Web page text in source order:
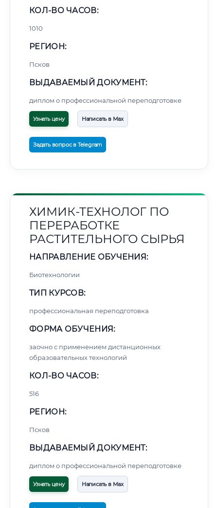
КОЛ-ВО ЧАСОВ:
1010
РЕГИОН:
Псков
ВЫДАВАЕМЫЙ ДОКУМЕНТ:
диплом о профессиональной переподготовке
Узнать цену Написать в Max
Задать вопрос в Telegram
ХИМИК-ТЕХНОЛОГ ПО
ПЕРЕРАБОТКЕ
РАСТИТЕЛЬНОГО СЫРЬЯ
НАПРАВЛЕНИЕ ОБУЧЕНИЯ:
Биотехнологии
ТИП КУРСОВ:
профессиональная переподготовка
ФОРМА ОБУЧЕНИЯ:
заочно с применением дистанционных
образовательных технологий
КОЛ-ВО ЧАСОВ:
516
РЕГИОН:
Псков
ВЫДАВАЕМЫЙ ДОКУМЕНТ:
диплом о профессиональной переподготовке
Узнать цену Написать в Max